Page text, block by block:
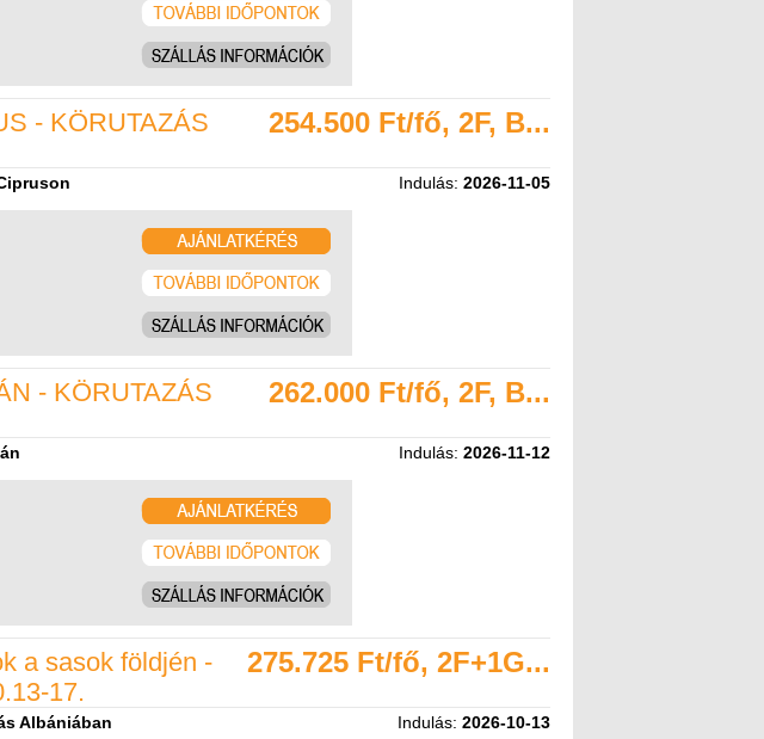
- KÖRUTAZÁS
254.500 Ft/fő, 2F, B...
Indulás: 2026-11-05
- KÖRUTAZÁS
262.000 Ft/fő, 2F, B...
Indulás: 2026-11-12
a sasok földjén -
17.
275.725 Ft/fő, 2F+1G...
Albániában Indulás: 2026-10-13